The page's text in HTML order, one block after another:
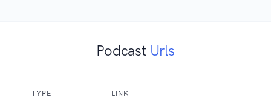
Podcast Urls
TYPE LINK